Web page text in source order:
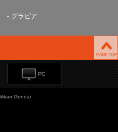
グラビア
Gendai